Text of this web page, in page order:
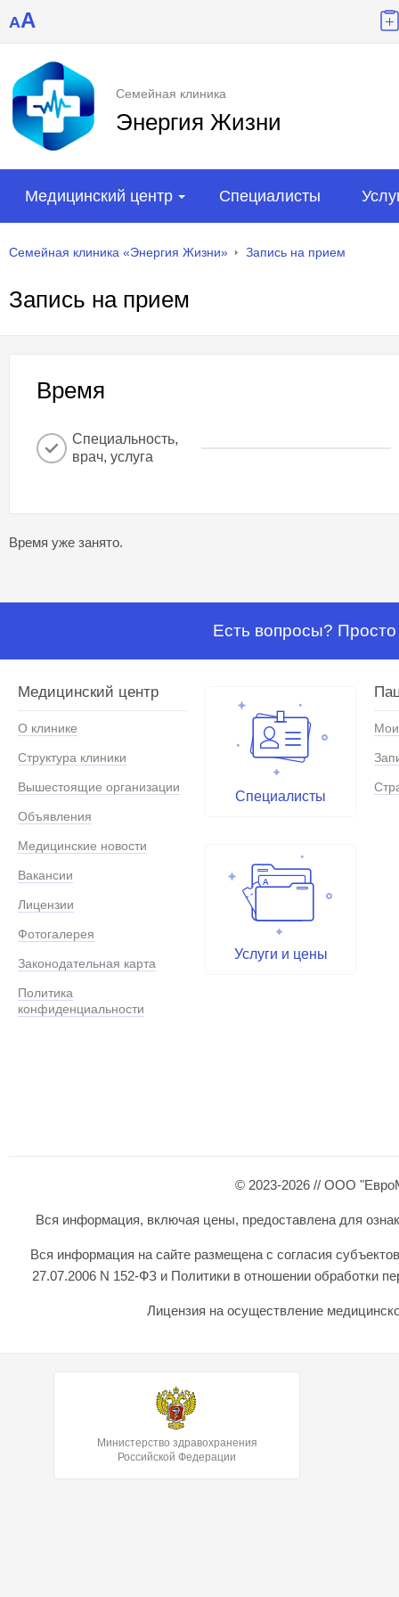
AA
Семейная клиника
Энергия Жизни
Медицинский центр Специалисты
Семейная клиника «Энергия Жизни» Запись на прием
Запись на прием
Время
Специальность,
врач, услуга
Время уже занято.
Есть вопросы?
Медицинский центр
О клинике
Структура клиники
Вышестоящие организации
Объявления
Медицинские новости
Вакансии
Лицензии
Фотогалерея
Законодательная карта
Политика
конфиденциальности
Специалисты
Услуги и цены
© 2023-2026 // ООО
Вся информация, включая цены, предоставлена для
Вся информация на сайте размещена с согласия
27.07.2006 N 152-ФЗ и Политики в отношении обработки
Лицензия на осуществление
Министерство здравохранения
Российской Федерации